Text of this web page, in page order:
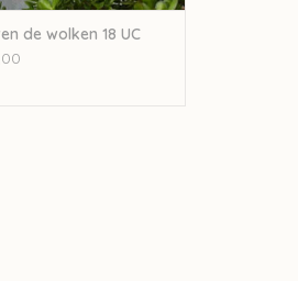
de wolken 18 UC